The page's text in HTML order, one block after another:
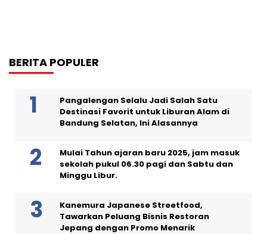
BERITA POPULER
Pangalengan Selalu Jadi Salah Satu
Destinasi Favorit untuk Liburan Alam di
Bandung Selatan, Ini Alasannya
Mulai Tahun ajaran baru 2025, jam masuk
sekolah pukul 06.30 pagi dan Sabtu dan
Minggu Libur.
Kanemura Japanese Streetfood,
Tawarkan Peluang Bisnis Restoran
Jepang dengan Promo Menarik